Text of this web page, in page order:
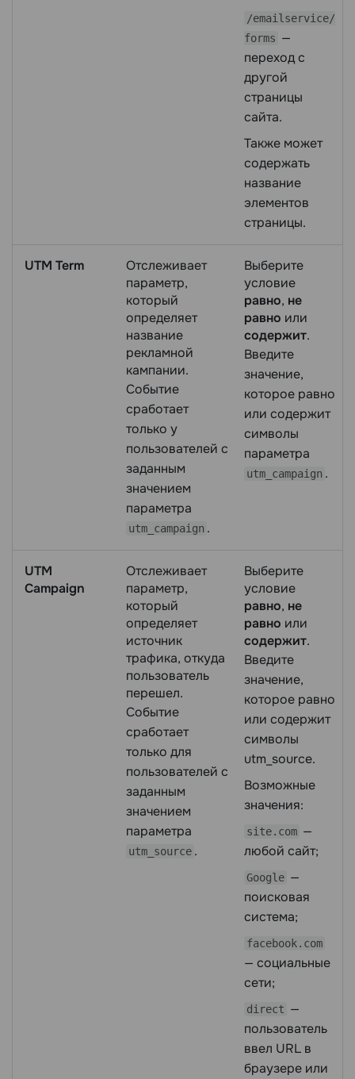
/emailserviсe/
forms —
переход с
другой
страницы
сайта.
Также может
содержать
название
элементов
страницы.
UTM Term
Отслеживает
параметр,
который
определяет
название
рекламной
кампании.
Событие
сработает
только у
пользователей с
заданным
значением
параметра
utm_campaign .
Выберите
условие
равно, не
равно или
содержит.
Введите
значение,
которое равно
или содержит
символы
параметра
utm_campaign .
UTM
Campaign
Отслеживает
параметр,
который
определяет
источник
трафика, откуда
пользователь
перешел.
Событие
сработает
только для
пользователей с
заданным
значением
параметра
utm_source .
Выберите
условие
равно, не
равно или
содержит.
Введите
значение,
которое равно
или содержит
символы
utm_source.
Возможные
значения:
site.com —
любой сайт;
Google —
поисковая
система;
facebook.com
— социальные
сети;
direct —
пользователь
ввел URL в
браузере или